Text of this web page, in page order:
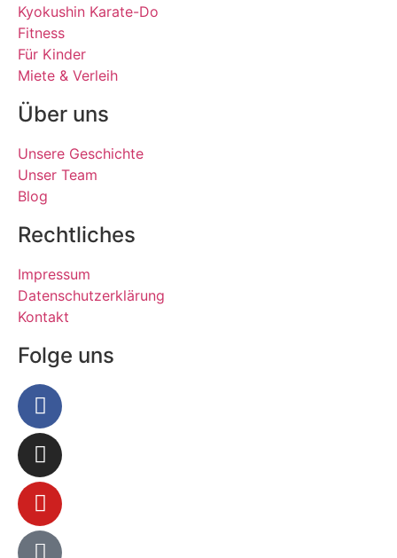
Kyokushin Karate-Do
Fitness
Für Kinder
Miete & Verleih
Über uns
Unsere Geschichte
Unser Team
Blog
Rechtliches
Impressum
Datenschutzerklärung
Kontakt
Folge uns